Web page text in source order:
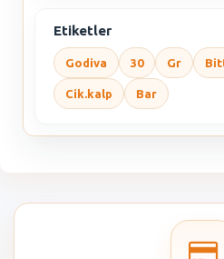
Etiketler
Godiva 30 Gr
Cik.kalp Bar